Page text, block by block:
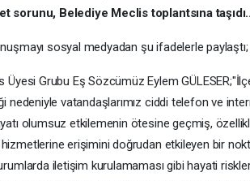
sorunu, Belediye Meclis toplantsına taşıdı..
sosyal medyadan şu ifadelerle paylaştı;
Üyesi Grubu Eş Sözcümüz Eylem
vatandaşlarımız ciddi telefon ve
olumsuz etkilemenin ötesine geçmiş,
hizmetlerine erişimini doğrudan etkileyen bir
iletişim kurulamaması gibi hayati